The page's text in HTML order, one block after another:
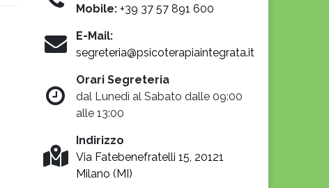
Mobile: +39 37 57 891 600
E-Mail:
segreteria@psicoterapiaintegrata.it
Orari Segreteria
dal Lunedì al Sabato dalle 09:00
alle 13:00
Indirizzo
Via Fatebenefratelli 15, 20121
Milano (MI)